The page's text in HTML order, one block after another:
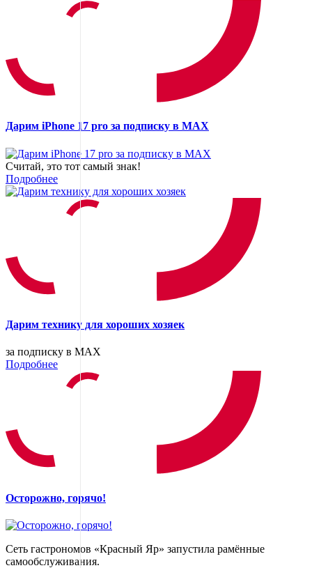
Дарим iPhone 17 pro за подписку в MAX
Считай, это тот самый знак!
Подробнее
Дарим технику для хороших хозяек
за подписку в MAX
Подробнее
Осторожно, горячо!
Сеть гастрономов «Красный Яр» запустила рамённые
самообслуживания.